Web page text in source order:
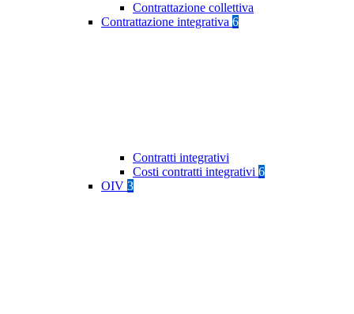
Contrattazione collettiva
Contrattazione integrativa 6
Contratti integrativi
Costi contratti integrativi 6
OIV 3